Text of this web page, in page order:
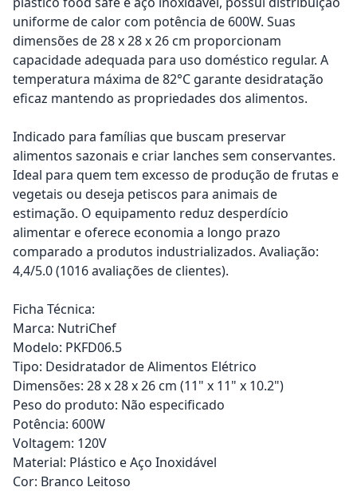
uniforme de calor com potência de 600W. Suas
dimensões de 28 x 28 x 26 cm proporcionam
capacidade adequada para uso doméstico regular. A
temperatura máxima de 82°C garante desidratação
eficaz mantendo as propriedades dos alimentos.
Indicado para famílias que buscam preservar
alimentos sazonais e criar lanches sem conservantes.
Ideal para quem tem excesso de produção de frutas e
vegetais ou deseja petiscos para animais de
estimação. O equipamento reduz desperdício
alimentar e oferece economia a longo prazo
comparado a produtos industrializados. Avaliação:
4,4/5.0 (1016 avaliações de clientes).
Ficha Técnica:
Marca: NutriChef
Modelo: PKFD06.5
Tipo: Desidratador de Alimentos Elétrico
Dimensões: 28 x 28 x 26 cm (11" x 11" x 10.2")
Peso do produto: Não especificado
Potência: 600W
Voltagem: 120V
Material: Plástico e Aço Inoxidável
Cor: Branco Leitoso